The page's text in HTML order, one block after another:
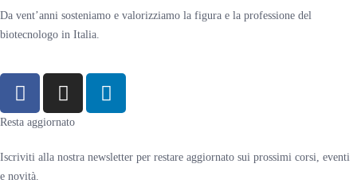
Da vent’anni sosteniamo e valorizziamo la figura e la professione del
biotecnologo in Italia.
Resta aggiornato
Iscriviti alla nostra newsletter per restare aggiornato sui prossimi corsi, eventi
e novità.